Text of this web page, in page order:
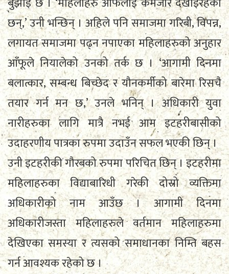
छन्,’ उनी भन्छिन् । अहिले पनि समाजमा गरिबी, विपन्न,
लगायत समाजमा पढ्न नपाएका महिलाहरुको अनुहार
आँफूले नियालेको उनको तर्क छ । ‘आगामी दिनमा
बलात्कार, सम्बन्ध बिच्छेद र यौनकर्मीको बारेमा रिसचै
तयार गर्न मन छ,’ उनले भनिन् । अधिकारी युवा
नारीहरुका लागि मात्रै नभई आम इटहरीबासीको
उदाहरणीय पात्रका रुपमा उदाउँन सफल भएकी छिन् ।
उनी इटहरीकी गौरबको रुपमा परिचित छिन् । इटहरीमा
महिलाहरुका विद्याबारिधी गरेकी दोस्रो व्यक्तिमा
अधिकारीको नाम आउँछ । आगामी दिनमा
अधिकारीजस्ता महिलाहरुले वर्तमान महिलाहरुमा
देखिएका समस्या र त्यसको समाधानका निम्ति बहस
गर्न आवश्यक रहेको छ ।